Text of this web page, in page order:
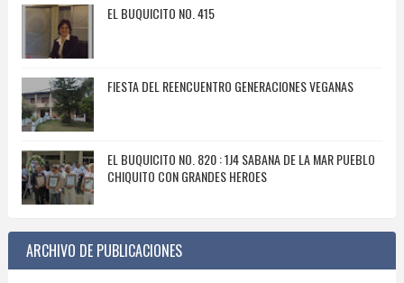
EL BUQUICITO NO. 415
FIESTA DEL REENCUENTRO GENERACIONES VEGANAS
EL BUQUICITO NO. 820 : 1J4 SABANA DE LA MAR PUEBLO
CHIQUITO CON GRANDES HEROES
ARCHIVO DE PUBLICACIONES